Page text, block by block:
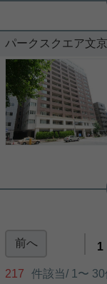
後楽園店（実用後楽
根津駅前センター（
パークスクエア文
実用春日ホーム 富
前へ 1
217 件該当/ 1 〜 30